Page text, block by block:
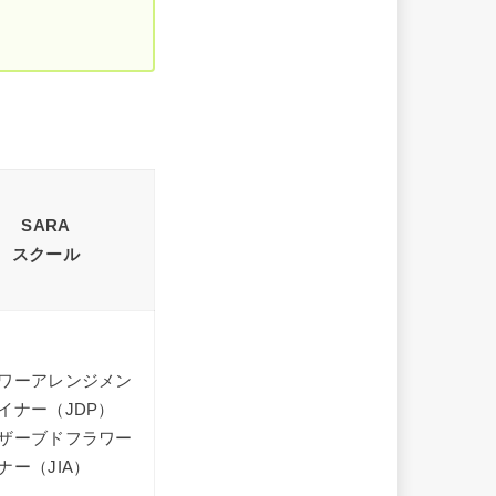
SARA
スクール
ーアレンジメン
ナー（JDP）
ーブドフラワー
ー（JIA）